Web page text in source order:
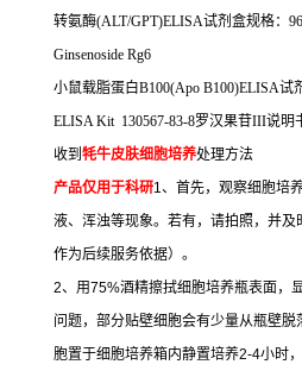
转氨酶(ALT/GPT)ELISA试剂盒规格：
Ginsenoside Rg6
小鼠载脂蛋白B100(Apo B100)ELISA试
ELISA Kit 130567-83-8罗汉果苷III说明
收到 牦牛皮肤细胞培养处理方法
产品仅用于科研1 、首先，观察细胞培
液、浑浊等现象。若有，请拍照，并
作为后续服务依据）。
2、用75%酒精擦拭细胞培养瓶表面，
问题，部分贴壁细胞会有少量从瓶壁
胞置于细胞培养箱内静置培养2-4小时